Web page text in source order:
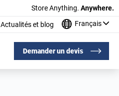
Store Anything. Anywhere.
Actualités et blog Français
Demander un devis